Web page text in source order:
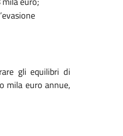
gli equilibri di
mila euro annue,